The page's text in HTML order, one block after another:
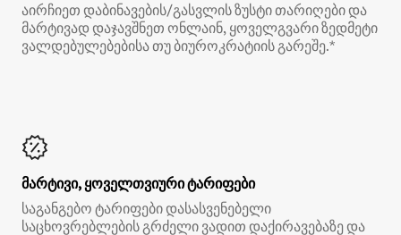
აირჩიეთ დაბინავების/გასვლის ზუსტი თარიღები და
მარტივად დაჯავშნეთ ონლაინ, ყოველგვარი ზედმეტი
ვალდებულებებისა თუ ბიუროკრატიის გარეშე.*
მარტივი, ყოველთვიური ტარიფები
საგანგებო ტარიფები დასასვენებელი
საცხოვრებლების გრძელი ვადით დაქირავებაზე და